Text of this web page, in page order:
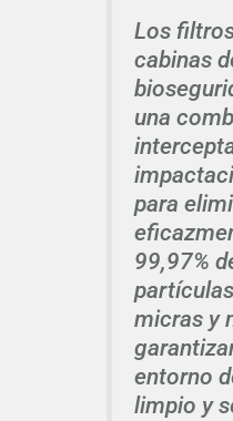
Los
cabinas
una
para
99,97%
micras y
entorno
limpio y